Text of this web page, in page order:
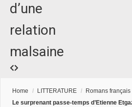
d’une
relation
malsaine
Home / LITTERATURE / Romans français
Le surprenant passe-temps d’Etienne